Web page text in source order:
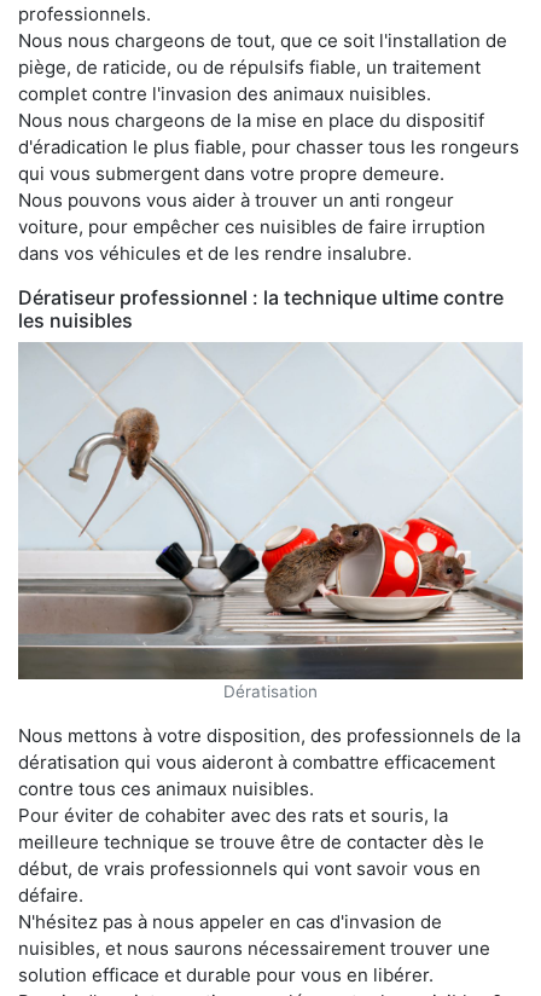
professionnels.
Nous nous chargeons de tout, que ce soit l'installation de
piège, de raticide, ou de répulsifs fiable, un traitement
complet contre l'invasion des animaux nuisibles.
Nous nous chargeons de la mise en place du dispositif
d'éradication le plus fiable, pour chasser tous les rongeurs
qui vous submergent dans votre propre demeure.
Nous pouvons vous aider à trouver un anti rongeur
voiture, pour empêcher ces nuisibles de faire irruption
dans vos véhicules et de les rendre insalubre.
Dératiseur professionnel : la technique ultime contre
les nuisibles
Dératisation
Nous mettons à votre disposition, des professionnels de la
dératisation qui vous aideront à combattre efficacement
contre tous ces animaux nuisibles.
Pour éviter de cohabiter avec des rats et souris, la
meilleure technique se trouve être de contacter dès le
début, de vrais professionnels qui vont savoir vous en
défaire.
N'hésitez pas à nous appeler en cas d'invasion de
nuisibles, et nous saurons nécessairement trouver une
solution efficace et durable pour vous en libérer.